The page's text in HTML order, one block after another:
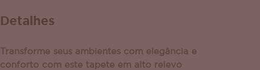
Detalhes
Transforme seus ambientes com elegância e
conforto com este tapete em alto relevo